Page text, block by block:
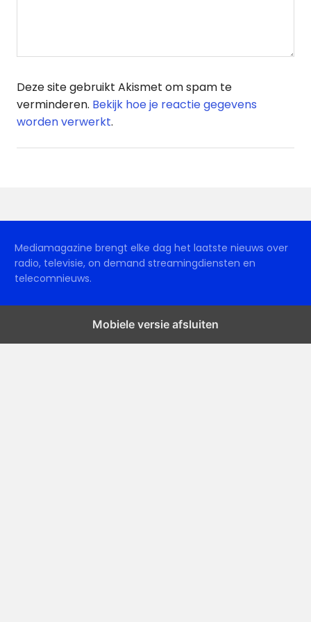
Deze site gebruikt Akismet om spam te
verminderen. Bekijk hoe je reactie gegevens
worden verwerkt.
Mediamagazine brengt elke dag het laatste nieuws over
radio, televisie, on demand streamingdiensten en
telecomnieuws.
Mobiele versie afsluiten